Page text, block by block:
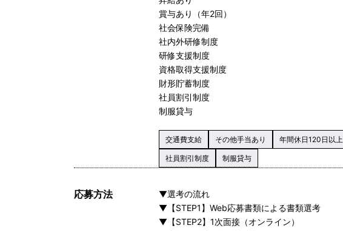
賞与あり（年2回）
社会保険完備
社内外研修制度
研修支援制度
資格取得支援制度
財形貯蓄制度
社員割引制度
制服貸与
交通費支給 その他手当あり 年間休日120日以上
社員割引制度 制服貸与
応募方法
▼選考の流れ
▼【STEP1】Web応募書類による書類選考
▼【STEP2】1次面接（オンライン）